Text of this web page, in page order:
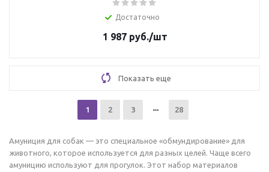
Достаточно
1 987руб./шт
Показать еще
1 2 3 28
Амуниция для собак — это специальное «обмундирование» для
животного, которое используется для разных целей. Чаще всего
амуницию используют для прогулок. Этот набор материалов